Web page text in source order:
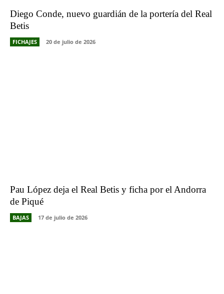
Diego Conde, nuevo guardián de la portería del Real
Betis
FICHAJES 20 de julio de 2026
Pau López deja el Real Betis y ficha por el Andorra
de Piqué
BAJAS 17 de julio de 2026